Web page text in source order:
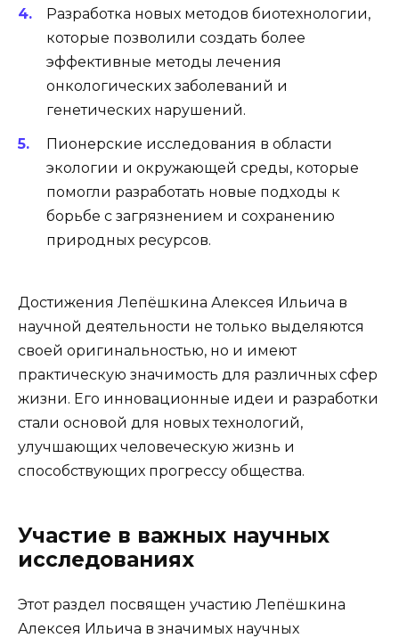
Разработка новых методов биотехнологии,
которые позволили создать более
эффективные методы лечения
онкологических заболеваний и
генетических нарушений.
Пионерские исследования в области
экологии и окружающей среды, которые
помогли разработать новые подходы к
борьбе с загрязнением и сохранению
природных ресурсов.
Достижения Лепёшкина Алексея Ильича в
научной деятельности не только выделяются
своей оригинальностью, но и имеют
практическую значимость для различных сфер
жизни. Его инновационные идеи и разработки
стали основой для новых технологий,
улучшающих человеческую жизнь и
способствующих прогрессу общества.
Участие в важных научных
исследованиях
Этот раздел посвящен участию Лепёшкина
Алексея Ильича в значимых научных